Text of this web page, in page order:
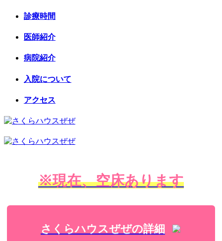
診療時間
医師紹介
病院紹介
入院について
アクセス
※現在、空床あります
さくらハウスぜぜの詳細